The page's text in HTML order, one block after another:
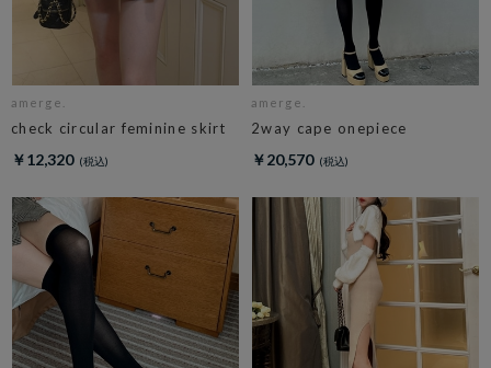
amerge.
check circular feminine skirt
￥12,320
amerge.
2way cape onepiece
￥20,570